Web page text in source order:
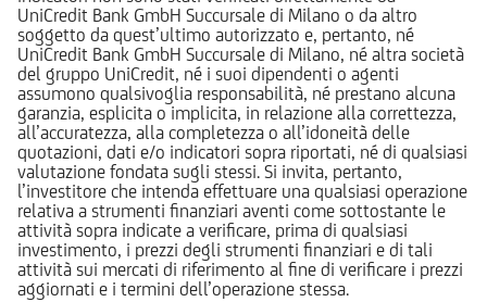
UniCredit Bank GmbH Succursale di Milano o da altro
soggetto da quest’ultimo autorizzato e, pertanto, né
UniCredit Bank GmbH Succursale di Milano, né altra società
del gruppo UniCredit, né i suoi dipendenti o agenti
assumono qualsivoglia responsabilità, né prestano alcuna
garanzia, esplicita o implicita, in relazione alla correttezza,
all’accuratezza, alla completezza o all’idoneità delle
quotazioni, dati e/o indicatori sopra riportati, né di qualsiasi
valutazione fondata sugli stessi. Si invita, pertanto,
l’investitore che intenda effettuare una qualsiasi operazione
relativa a strumenti finanziari aventi come sottostante le
attività sopra indicate a verificare, prima di qualsiasi
investimento, i prezzi degli strumenti finanziari e di tali
attività sui mercati di riferimento al fine di verificare i prezzi
aggiornati e i termini dell’operazione stessa.